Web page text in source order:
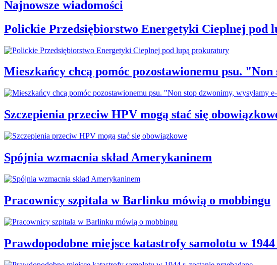
Najnowsze wiadomości
Polickie Przedsiębiorstwo Energetyki Cieplnej pod
Mieszkańcy chcą pomóc pozostawionemu psu.
Szczepienia przeciw HPV mogą stać się
Spójnia wzmacnia skład Amerykaninem
Pracownicy szpitala w Barlinku mówią o mobbingu
Prawdopodobne miejsce katastrofy samolotu w